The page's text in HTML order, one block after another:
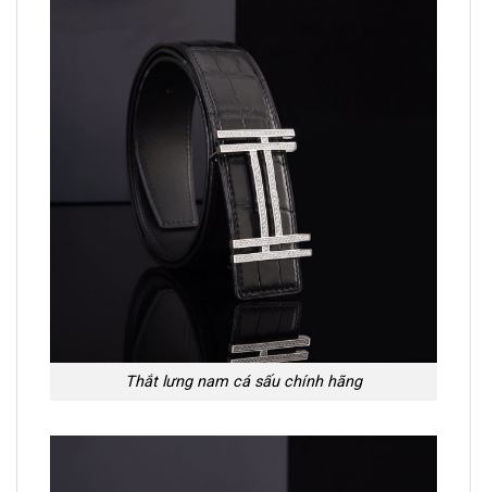
Thắt lưng nam cá sấu chính hãng